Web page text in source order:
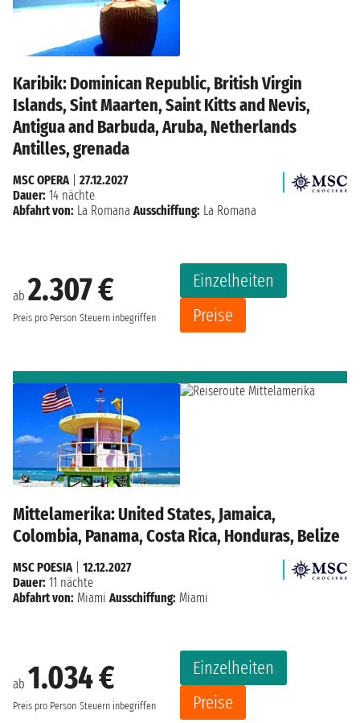
Karibik: Dominican Republic, British Virgin
Islands, Sint Maarten, Saint Kitts and Nevis,
Antigua and Barbuda, Aruba, Netherlands
Antilles, grenada
ab 2.307 €
Preis pro Person Steuern inbegriffen
Einzelheiten
Preise
MSC OPERA| 27.12.2027
Dauer: 14 nächte
Abfahrt von: La Romana Ausschiffung: La Romana
Mittelamerika: United States, Jamaica,
Colombia, Panama, Costa Rica, Honduras, Belize
ab 1.034 €
Preis pro Person Steuern inbegriffen
Einzelheiten
Preise
MSC POESIA| 12.12.2027
Dauer: 11 nächte
Abfahrt von: Miami Ausschiffung: Miami